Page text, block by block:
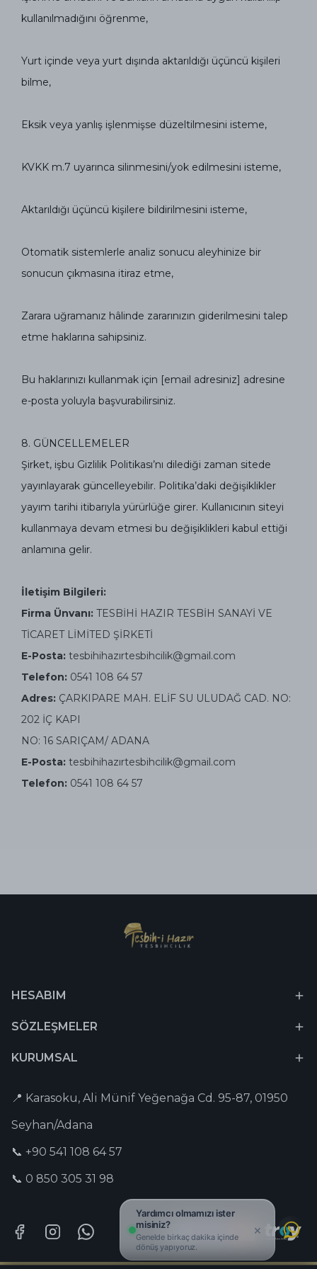
Yardımcı olmamızı ister
misiniz?
Genelde birkaç dakika içinde
dönüş yapıyoruz.
×
kullanılmadığını öğrenme,
Yurt içinde veya yurt dışında aktarıldığı üçüncü kişileri
bilme,
Eksik veya yanlış işlenmişse düzeltilmesini isteme,
KVKK m.7 uyarınca silinmesini/yok edilmesini isteme,
Aktarıldığı üçüncü kişilere bildirilmesini isteme,
Otomatik sistemlerle analiz sonucu aleyhinize bir
sonucun çıkmasına itiraz etme,
Zarara uğramanız hâlinde zararınızın giderilmesini talep
etme haklarına sahipsiniz.
Bu haklarınızı kullanmak için [email adresiniz] adresine
e-posta yoluyla başvurabilirsiniz.
8.⁠ ⁠GÜNCELLEMELER
Şirket, işbu Gizlilik Politikası’nı dilediği zaman sitede
yayınlayarak güncelleyebilir. Politika’daki değişiklikler
yayım tarihi itibarıyla yürürlüğe girer. Kullanıcının siteyi
kullanmaya devam etmesi bu değişiklikleri kabul ettiği
anlamına gelir.
İletişim Bilgileri:
Firma Ünvanı: TESBİHİ HAZIR TESBİH SANAYİ VE
TİCARET LİMİTED ŞİRKETİ
E-Posta: tesbihihazırtesbihcilik@gmail.com
Telefon: 0541 108 64 57
Adres: ÇARKIPARE MAH. ELİF SU ULUDAĞ CAD. NO:
202 İÇ KAPI
NO: 16 SARIÇAM/ ADANA
E-Posta: tesbihihazırtesbihcilik@gmail.com
Telefon: 0541 108 64 57
HESABIM
SÖZLEŞMELER
KURUMSAL
📍 Karasoku, Ali Münif Yeğenağa Cd. 95-87, 01950
Seyhan/Adana
📞 +90 541 108 64 57
📞 0 850 305 31 98